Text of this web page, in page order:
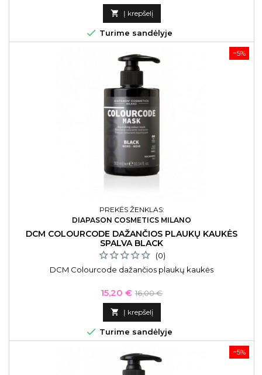
kaina
 Į krepšelį
 Turime sandėlyje
−5%
PREKĖS ŽENKLAS:
DIAPASON COSMETICS MILANO
DCM COLOURCODE DAŽANČIOS PLAUKŲ KAUKĖS
SPALVA BLACK
(0)
DCM Colourcode dažančios plaukų kaukės
Kaina
15,20 € Bazinė
kaina
16,00 €
 Į krepšelį
 Turime sandėlyje
−5%